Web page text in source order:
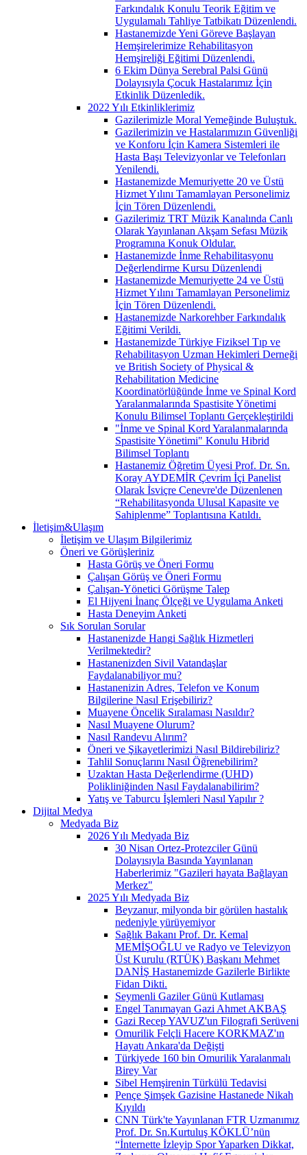
Farkındalık Konulu Teorik Eğitim ve
Uygulamalı Tahliye Tatbikatı Düzenlendi.
Hastanemizde Yeni Göreve Başlayan
Hemşirelerimize Rehabilitasyon
Hemşireliği Eğitimi Düzenlendi.
6 Ekim Dünya Serebral Palsi Günü
Dolayısıyla Çocuk Hastalarımız İçin
Etkinlik Düzenledik.
2022 Yılı Etkinliklerimiz
Gazilerimizle Moral Yemeğinde Buluştuk.
Gazilerimizin ve Hastalarımızın Güvenliği
ve Konforu İçin Kamera Sistemleri ile
Hasta Başı Televizyonlar ve Telefonları
Yenilendi.
Hastanemizde Memuriyette 20 ve Üstü
Hizmet Yılını Tamamlayan Personelimiz
İçin Tören Düzenlendi.
Gazilerimiz TRT Müzik Kanalında Canlı
Olarak Yayınlanan Akşam Sefası Müzik
Programına Konuk Oldular.
Hastanemizde İnme Rehabilitasyonu
Değerlendirme Kursu Düzenlendi
Hastanemizde Memuriyette 24 ve Üstü
Hizmet Yılını Tamamlayan Personelimiz
İçin Tören Düzenlendi.
Hastanemizde Narkorehber Farkındalık
Eğitimi Verildi.
Hastanemizde Türkiye Fiziksel Tıp ve
Rehabilitasyon Uzman Hekimleri Derneği
ve British Society of Physical &
Rehabilitation Medicine
Koordinatörlüğünde İnme ve Spinal Kord
Yaralanmalarında Spastisite Yönetimi
Konulu Bilimsel Toplantı Gerçekleştirildi
"İnme ve Spinal Kord Yaralanmalarında
Spastisite Yönetimi" Konulu Hibrid
Bilimsel Toplantı
Hastanemiz Öğretim Üyesi Prof. Dr. Sn.
Koray AYDEMİR Çevrim İçi Panelist
Olarak İsviçre Cenevre'de Düzenlenen
“Rehabilitasyonda Ulusal Kapasite ve
Sahiplenme” Toplantısına Katıldı.
İletişim&Ulaşım
İletişim ve Ulaşım Bilgilerimiz
Öneri ve Görüşleriniz
Hasta Görüş ve Öneri Formu
Çalışan Görüş ve Öneri Formu
Çalışan-Yönetici Görüşme Talep
El Hijyeni İnanç Ölçeği ve Uygulama Anketi
Hasta Deneyim Anketi
Sık Sorulan Sorular
Hastanenizde Hangi Sağlık Hizmetleri
Verilmektedir?
Hastanenizden Sivil Vatandaşlar
Faydalanabiliyor mu?
Hastanenizin Adres, Telefon ve Konum
Bilgilerine Nasıl Erişebiliriz?
Muayene Öncelik Sıralaması Nasıldır?
Nasıl Muayene Olurum?
Nasıl Randevu Alırım?
Öneri ve Şikayetlerimizi Nasıl Bildirebiliriz?
Tahlil Sonuçlarını Nasıl Öğrenebilirim?
Uzaktan Hasta Değerlendirme (UHD)
Polikliniğinden Nasıl Faydalanabilirim?
Yatış ve Taburcu İşlemleri Nasıl Yapılır ?
Dijital Medya
Medyada Biz
2026 Yılı Medyada Biz
30 Nisan Ortez-Protezciler Günü
Dolayısıyla Basında Yayınlanan
Haberlerimiz "Gazileri hayata Bağlayan
Merkez"
2025 Yılı Medyada Biz
Beyzanur, milyonda bir görülen hastalık
nedeniyle yürüyemiyor
Sağlık Bakanı Prof. Dr. Kemal
MEMİŞOĞLU ve Radyo ve Televizyon
Üst Kurulu (RTÜK) Başkanı Mehmet
DANİŞ Hastanemizde Gazilerle Birlikte
Fidan Dikti.
Seymenli Gaziler Günü Kutlaması
Engel Tanımayan Gazi Ahmet AKBAŞ
Gazi Recep YAVUZ'un Filografi Serüveni
Omurilik Felçli Hacere KORKMAZ'ın
Hayatı Ankara'da Değişti
Türkiyede 160 bin Omurilik Yaralanmalı
Birey Var
Sibel Hemşirenin Türkülü Tedavisi
Pençe Şimşek Gazisine Hastanede Nikah
Kıyıldı
CNN Türk'te Yayınlanan FTR Uzmanımız
Prof. Dr. Sn.Kurtuluş KÖKLÜ’nün
“İnternette İzleyip Spor Yaparken Dikkat,